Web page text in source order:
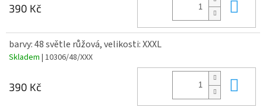
390 Kč
barvy: 48 světle růžová, velikosti: XXXL
Skladem | 10306/48/XXX
390 Kč